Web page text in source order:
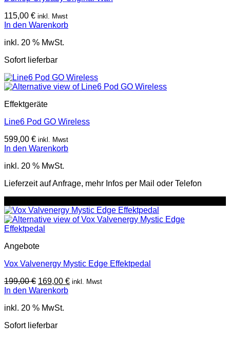
115,00 € inkl. Mwst
In den Warenkorb
inkl. 20 % MwSt.
Sofort lieferbar
Effektgeräte
Line6 Pod GO Wireless
599,00 € inkl. Mwst
In den Warenkorb
inkl. 20 % MwSt.
Lieferzeit auf Anfrage, mehr Infos per Mail oder Telefon
Angebote
Vox Valvenergy Mystic Edge Effektpedal
199,00€ Ursprünglicher
Preis
199,00 €
169,00 €Aktueller
inkl. Mwst
In den Warenkorb
inkl. 20 % MwSt.
Sofort lieferbar